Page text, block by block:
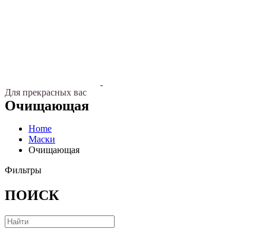
Для прекрасных вас
Очищающая
Home
Маски
Очищающая
Фильтры
ПОИСК